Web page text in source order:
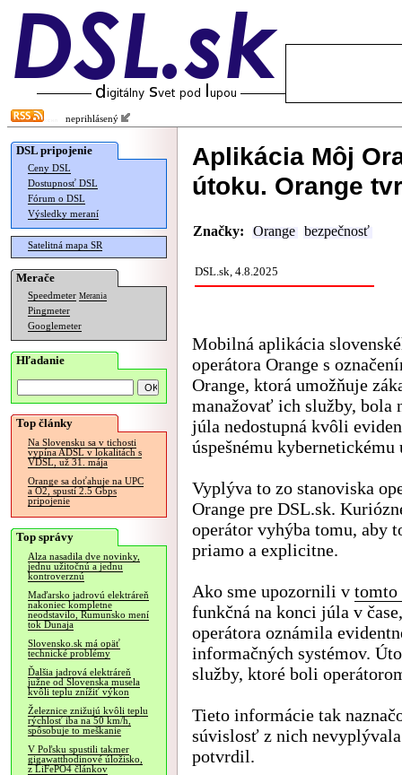
neprihlásený
DSL pripojenie
Ceny DSL
Dostupnosť DSL
Fórum o DSL
Výsledky meraní
Satelitná mapa SR
Merače
Speedmeter Merania
Pingmeter
Googlemeter
Hľadanie
Top články
Na Slovensku sa v tichosti
vypína ADSL v lokalitách s
VDSL, už 31. mája
Orange sa doťahuje na UPC
a O2, spustí 2.5 Gbps
pripojenie
Top správy
Alza nasadila dve novinky,
jednu užitočnú a jednu
kontroverznú
Maďarsko jadrovú elektráreň
nakoniec kompletne
neodstavilo, Rumunsko mení
tok Dunaja
Slovensko.sk má opäť
technické problémy
Ďalšia jadrová elektráreň
južne od Slovenska musela
kvôli teplu znížiť výkon
Železnice znižujú kvôli teplu
rýchlosť iba na 50 km/h,
spôsobuje to meškanie
V Poľsku spustili takmer
gigawatthodinové úložisko,
z LiFePO4 článkov
Aplikácia Môj
útoku. Orange
Značky: Orange bezpečnosť
DSL.sk, 4.8.2025
Mobilná aplikácia
operátora Orange s
Orange, ktorá umožňuje
manažovať ich služby, bola
júla nedostupná kvôli
úspešnému kybernetickému
Vyplýva to zo stanoviska
Orange pre DSL.sk.
operátor vyhýba tomu, aby
priamo a explicitne.
Ako sme upozornili v tomto
funkčná na konci júla v
operátora oznámila
informačných systémov.
služby, ktoré boli
Tieto informácie tak
súvislosť z nich
potvrdil.